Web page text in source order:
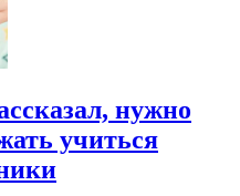
нужно
учиться